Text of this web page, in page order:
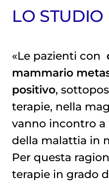
LO
«Le pazienti con
mammario
positivo,
terapie, nella
vanno incontro a
della malattia in
Per questa
terapie in grado